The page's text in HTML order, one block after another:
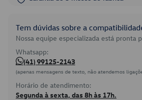
Tem dúvidas sobre a
Nossa equipe especializada está pronta
Whatsapp:
(41) 99125-2143
(apenas mensagens de texto, não atendemos
Horário de atendimento:
Segunda à sexta, das 8h às 17h.